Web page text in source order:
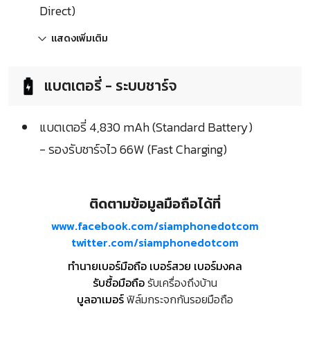
Direct)
แสดงเพิ่มเติม
แบตเตอรี่ - ระบบชาร์จ
แบตเตอรี่ 4,830 mAh (Standard Battery)
- รองรับชาร์จไว 66W (Fast Charging)
ติดตามข้อมูลมือถือได้ที่
www.facebook.com/siamphonedotcom
twitter.com/siamphonedotcom
ทำนายเบอร์มือถือ เบอร์สวย เบอร์มงคล
รับซื้อมือถือรับเครื่องถึงบ้าน
บูลอาเมอร์ฟิล์มกระจกกันรอยมือถือ